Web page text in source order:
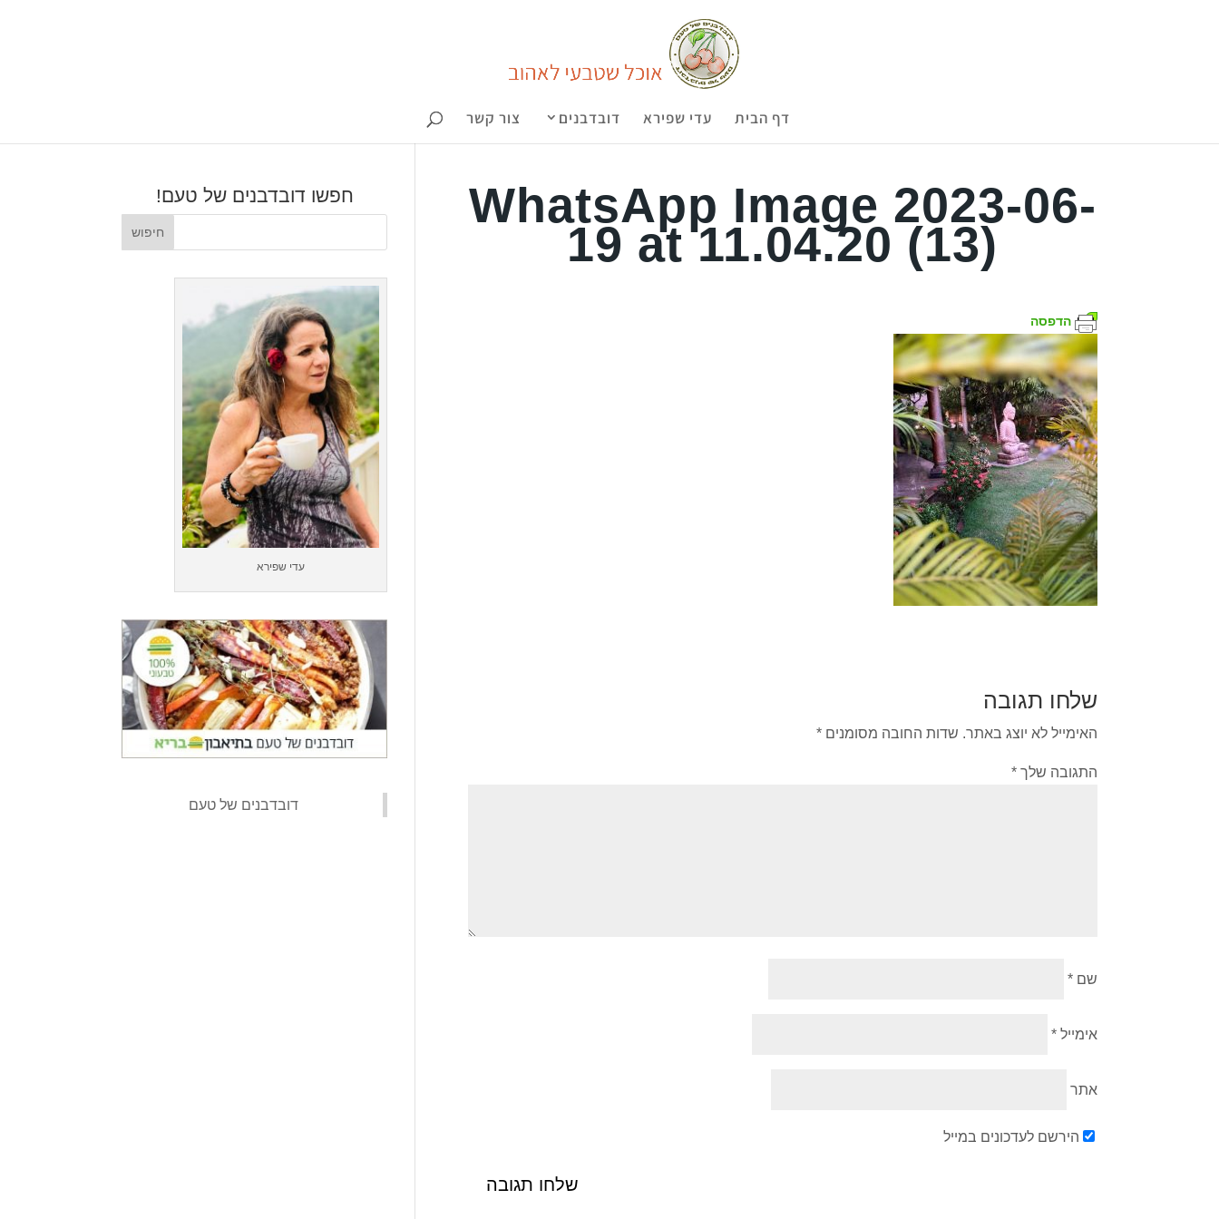
דף הבית עדי שפירא דובדבנים צור קשר
WhatsApp Image 2023-06-
19 at 11.04.20 (13)
הדפסה
שלחו תגובה
האימייל לא יוצג באתר. שדות החובה מסומנים*
התגובה שלך*
שם*
אימייל*
אתר
הירשם לעדכונים במייל
חפשו דובדבנים של טעם!
עדי שפירא
‏דובדבנים של טעם‏